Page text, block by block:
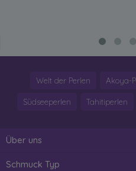
Welt der Perlen Akoya-
Südseeperlen Tahitiperlen
Über uns
Schmuck Typ